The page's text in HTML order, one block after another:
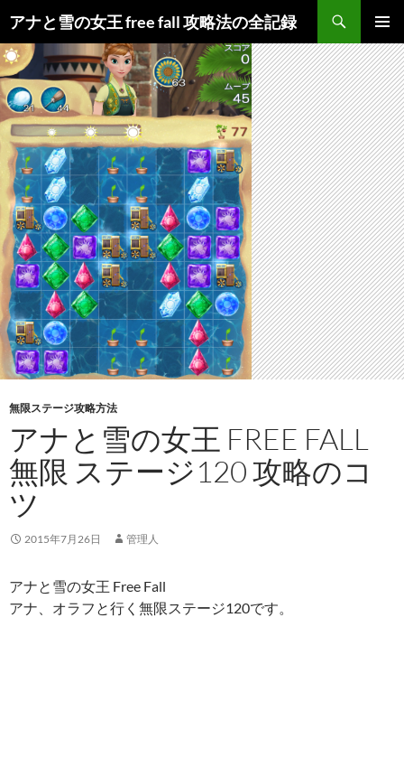
アナと雪の女王 free fall 攻略法の全記録
索
メインメ
ニュー
ン
テ
ン
ツ
へ
ス
キ
ッ
プ
無限ステージ攻略方法
アナと雪の女王 FREE FALL
無限 ステージ120 攻略のコ
ツ
2015年7月26日 管理人
アナと雪の女王 Free Fall
アナ、オラフと行く無限ステージ120です。